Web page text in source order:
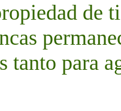
de
tanto para